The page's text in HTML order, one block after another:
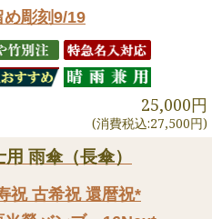
め彫刻9/19
25,000円
(消費税込:27,500円)
用 雨傘（長傘）
祝 古希祝 還暦祝*